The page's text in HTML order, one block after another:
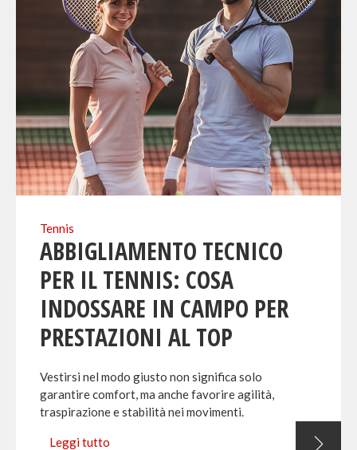
Tennis
ABBIGLIAMENTO TECNICO
PER IL TENNIS: COSA
INDOSSARE IN CAMPO PER
PRESTAZIONI AL TOP
Vestirsi nel modo giusto non significa solo
garantire comfort, ma anche favorire agilità,
traspirazione e stabilità nei movimenti.
Leggi tutto